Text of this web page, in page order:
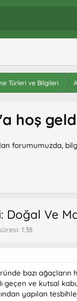
Türleri ve Bilgileri
hoş
forumumuzda,
Doğal Ve
1:38
bazı ağaçların
geçen ve kutsal
yapılan